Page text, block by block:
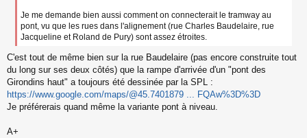
Je me demande bien aussi comment on connecterait le tramway au
pont, vu que les rues dans l'alignement (rue Charles Baudelaire, rue
Jacqueline et Roland de Pury) sont assez étroites.
C'est tout de même bien sur la rue Baudelaire (pas encore construite tout
du long sur ses deux côtés) que la rampe d'arrivée d'un "pont des
Girondins haut" a toujours été dessinée par la SPL :
https://www.google.com/maps/@45.7401879 ... FQAw%3D%3D
Je préférerais quand même la variante pont à niveau.
A+